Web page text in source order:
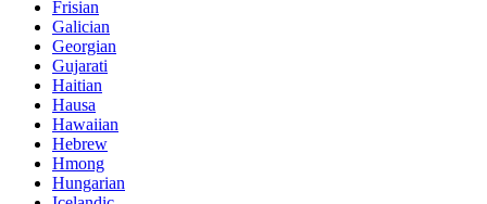
Frisian
Galician
Georgian
Gujarati
Haitian
Hausa
Hawaiian
Hebrew
Hmong
Hungarian